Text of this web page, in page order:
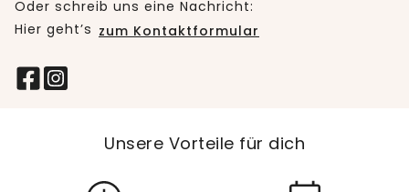
Oder schreib uns eine Nachricht:
Hier geht’s zum Kontaktformular
Unsere Vorteile für dich